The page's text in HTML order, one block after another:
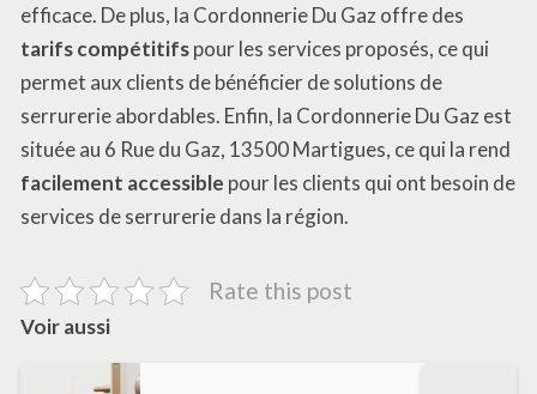
efficace. De plus, la Cordonnerie Du Gaz offre des
tarifs compétitifspour les services proposés, ce qui
permet aux clients de bénéficier de solutions de
serrurerie abordables. Enfin, la Cordonnerie Du Gaz est
située au 6 Rue du Gaz, 13500 Martigues, ce qui la rend
facilement accessible pour les clients qui ont besoin de
services de serrurerie dans la région.
Rate this post
Voir aussi